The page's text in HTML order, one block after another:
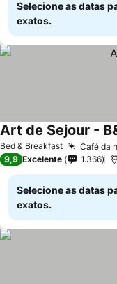
Selecione as datas
exatos.
Bed & Breakfast Café da
Art de Sejour -
9,9 Excelente 1.366
Selecione as datas
exatos.